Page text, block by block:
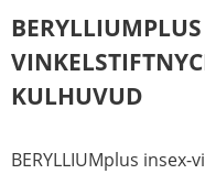
KULHUVUD
BERYLLIUMplus